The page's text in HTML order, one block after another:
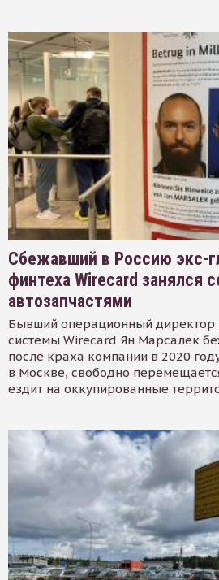
Сбежавший в Россию экс-
финтеха Wirecard занялся
автозапчастями
Бывший операционный директор
системы Wirecard Ян Марсалек
после краха компании в 2020
в Москве, свободно
ездит на оккупированные